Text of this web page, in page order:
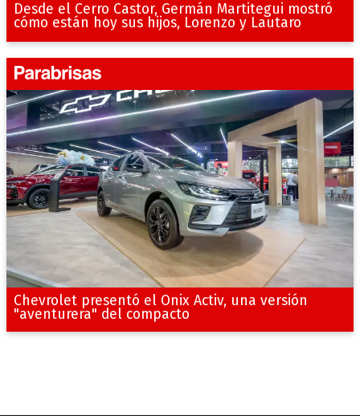
Desde el Cerro Castor, Germán Martitegui mostró
cómo están hoy sus hijos, Lorenzo y Lautaro
Chevrolet presentó el Onix Activ, una versión
"aventurera" del compacto